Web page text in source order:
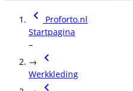
Proforto.nl
Startpagina
–
→
Werkkleding